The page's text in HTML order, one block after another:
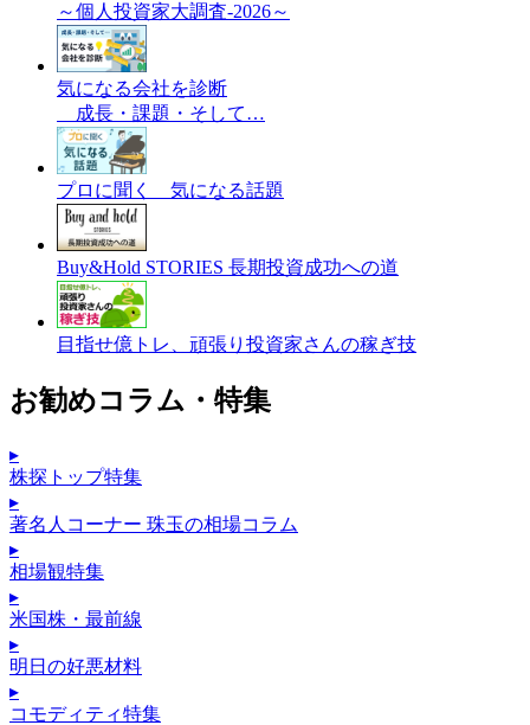
～個人投資家大調査-2026～
気になる会社を診断
成長・課題・そして…
プロに聞く 気になる話題
Buy&Hold STORIES 長期投資成功への道
目指せ億トレ、頑張り投資家さんの稼ぎ技
お勧めコラム・特集
▸
株探トップ特集
▸
著名人コーナー 珠玉の相場コラム
▸
相場観特集
▸
米国株・最前線
▸
明日の好悪材料
▸
コモディティ特集